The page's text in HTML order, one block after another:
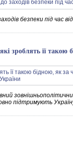
безпеки під час
зроблять її такою
підтримують